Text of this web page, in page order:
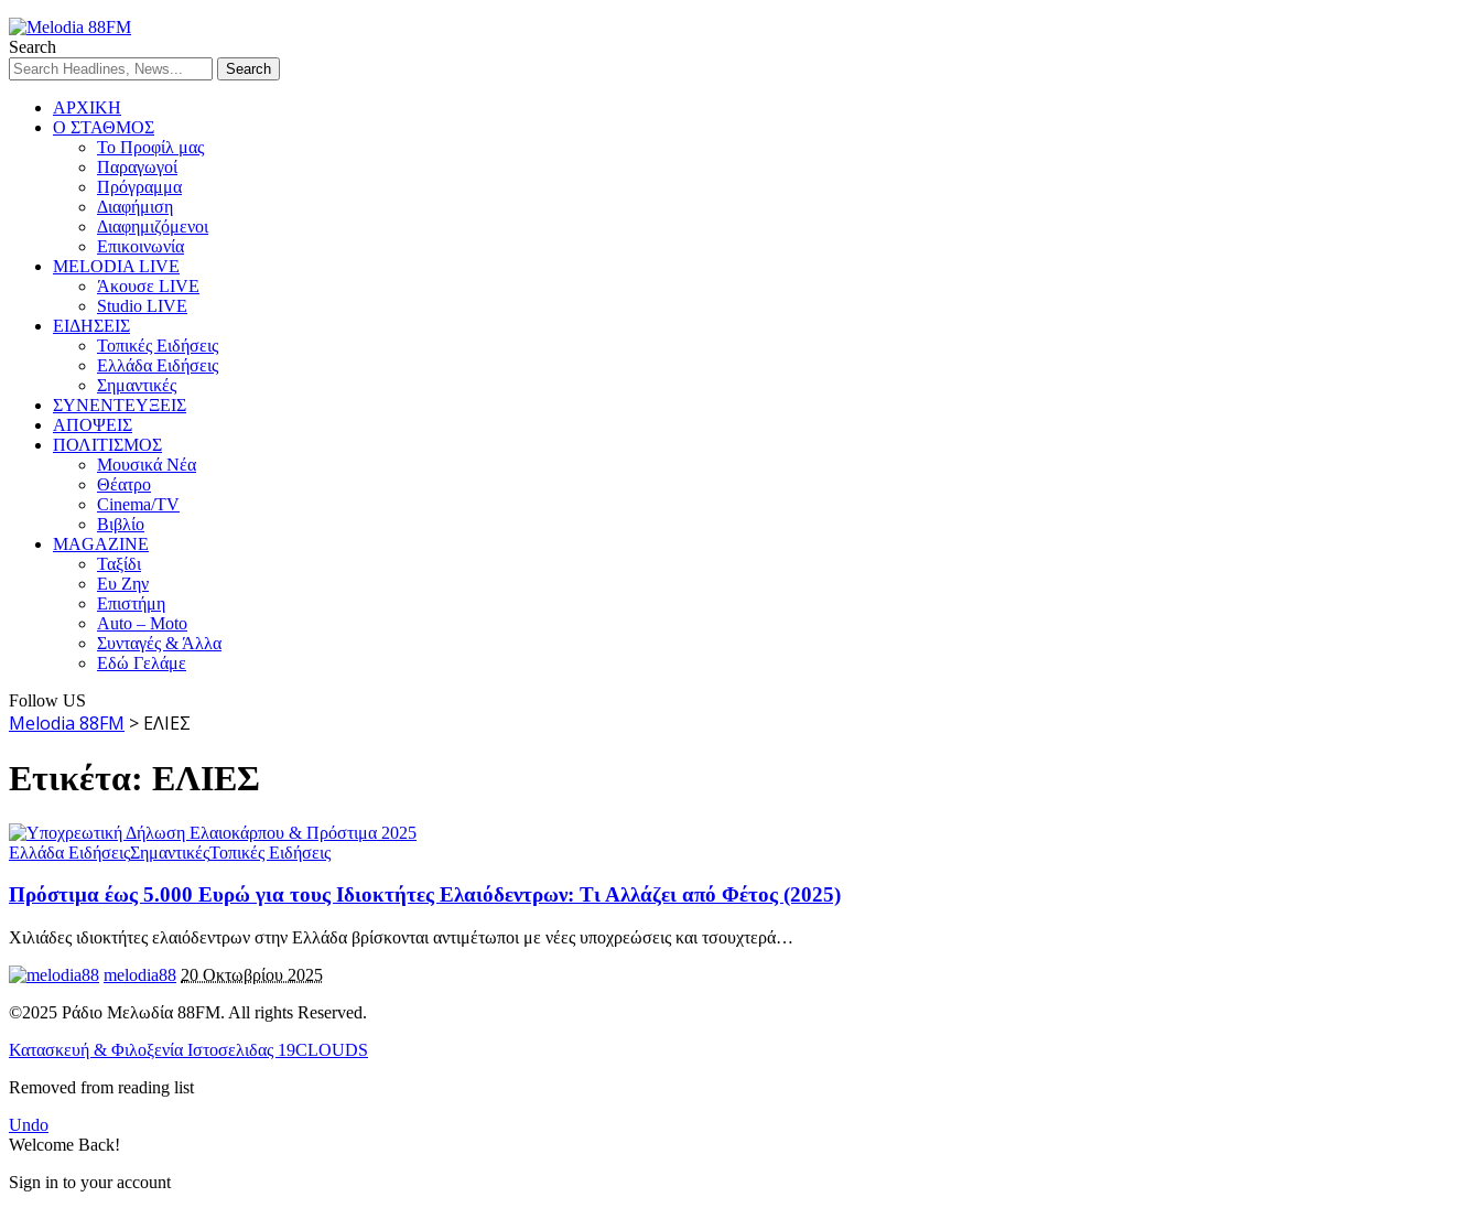
Search
ΑΡΧΙΚΗ
Ο ΣΤΑΘΜΟΣ
Το Προφίλ μας
Παραγωγοί
Πρόγραμμα
Διαφήμιση
Διαφημιζόμενοι
Επικοινωνία
MELODIA LIVE
Άκουσε LIVE
Studio LIVE
ΕΙΔΗΣΕΙΣ
Τοπικές Ειδήσεις
Ελλάδα Ειδήσεις
Σημαντικές
ΣΥΝΕΝΤΕΥΞΕΙΣ
ΑΠΟΨΕΙΣ
ΠΟΛΙΤΙΣΜΟΣ
Μουσικά Νέα
Θέατρο
Cinema/TV
Βιβλίο
MAGAZINE
Ταξίδι
Ευ Ζην
Επιστήμη
Auto – Moto
Συνταγές & Άλλα
Εδώ Γελάμε
Follow US
Melodia 88FM > ΕΛΙΕΣ
Ετικέτα: ΕΛΙΕΣ
Ελλάδα ΕιδήσειςΣημαντικέςΤοπικές Ειδήσεις
Πρόστιμα έως 5.000 Ευρώ για τους Ιδιοκτήτες Ελαιόδεντρων: Τι Αλλάζει από Φέτος (2025)
Χιλιάδες ιδιοκτήτες ελαιόδεντρων στην Ελλάδα βρίσκονται αντιμέτωποι με νέες υποχρεώσεις και τσουχτερά…
melodia88 20 Οκτωβρίου 2025
©2025 Ράδιο Μελωδία 88FM. All rights Reserved.
Κατασκευή & Φιλοξενία Ιστοσελιδας 19CLOUDS
Removed from reading list
Undo
Welcome Back!
Sign in to your account